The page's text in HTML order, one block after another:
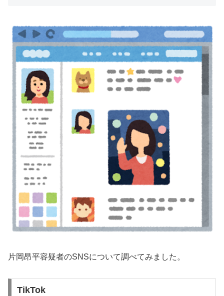
片岡昂平容疑者のSNSについて調べてみました。
TikTok